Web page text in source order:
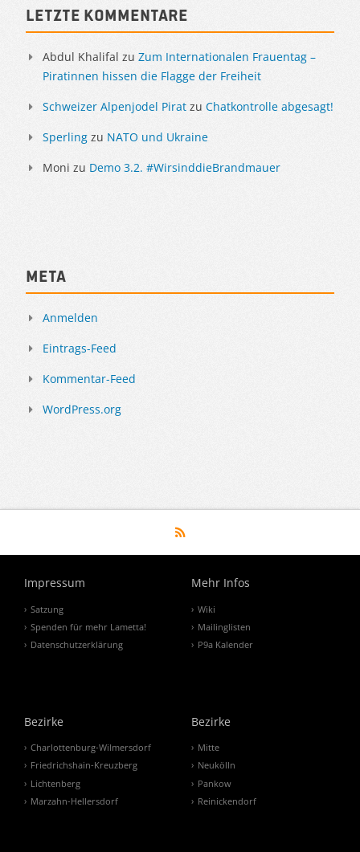
Letzte Kommentare
Abdul Khalifal zu Zum Internationalen Frauentag –
Piratinnen hissen die Flagge der Freiheit
Schweizer Alpenjodel Pirat zu Chatkontrolle abgesagt!
Sperling zu NATO und Ukraine
Moni zu Demo 3.2. #WirsinddieBrandmauer
Meta
Anmelden
Eintrags-Feed
Kommentar-Feed
WordPress.org
Impressum
Satzung
Spenden für mehr Lametta!
Datenschutzerklärung
Mehr Infos
Wiki
Mailinglisten
P9a Kalender
Bezirke
Charlottenburg-Wilmersdorf
Friedrichshain-Kreuzberg
Lichtenberg
Marzahn-Hellersdorf
Bezirke
Mitte
Neukölln
Pankow
Reinickendorf